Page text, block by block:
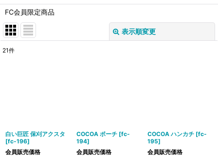
FC会員限定商品
表示順変更
21件
白い巨匠 保刈アクスタ
[fc-196]
会員販売価格
COCOA ポーチ [fc-
194]
会員販売価格
COCOA ハンカチ [fc-
195]
会員販売価格